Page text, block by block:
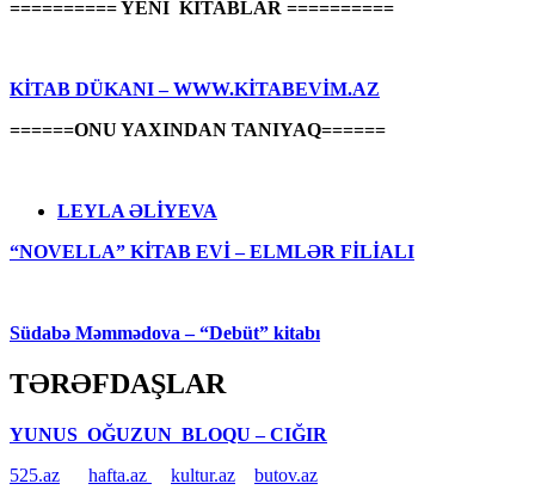
========== YENİ KİTABLAR ==========
KİTAB DÜKANI – WWW.KİTABEVİM.AZ
======ONU YAXINDAN TANIYAQ======
LEYLA ƏLİYEVA
“NOVELLA” KİTAB EVİ – ELMLƏR FİLİALI
Südabə Məmmədova – “Debüt” kitabı
TƏRƏFDAŞLAR
YUNUS OĞUZUN BLOQU – CIĞIR
525.az
hafta.az kultur.az
butov.az